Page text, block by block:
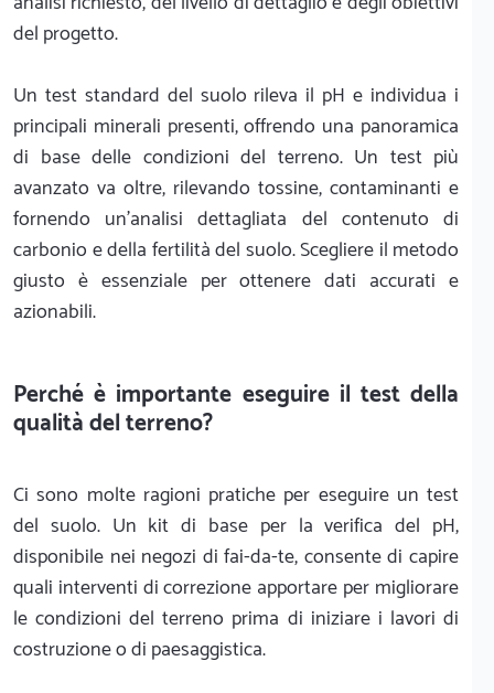
del progetto.
Un test standard del suolo rileva il pH e individua i
principali minerali presenti, offrendo una panoramica
di base delle condizioni del terreno. Un test più
avanzato va oltre, rilevando tossine, contaminanti e
fornendo un'analisi dettagliata del contenuto di
carbonio e della fertilità del suolo. Scegliere il metodo
giusto è essenziale per ottenere dati accurati e
azionabili.
Perché è importante eseguire il test della
qualità del terreno?
Ci sono molte ragioni pratiche per eseguire un test
del suolo. Un kit di base per la verifica del pH,
disponibile nei negozi di fai-da-te, consente di capire
quali interventi di correzione apportare per migliorare
le condizioni del terreno prima di iniziare i lavori di
costruzione o di paesaggistica.